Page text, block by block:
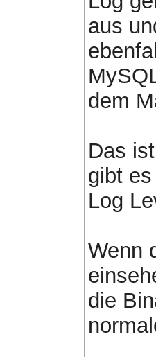
aus
dem
Das
gibt
Log
Wenn
die